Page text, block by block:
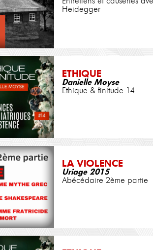
Heidegger
ETHIQUE
Danielle Moyse
Ethique & finitude 14
LA VIOLENCE
Uriage 2015
Abécédaire 2ème partie